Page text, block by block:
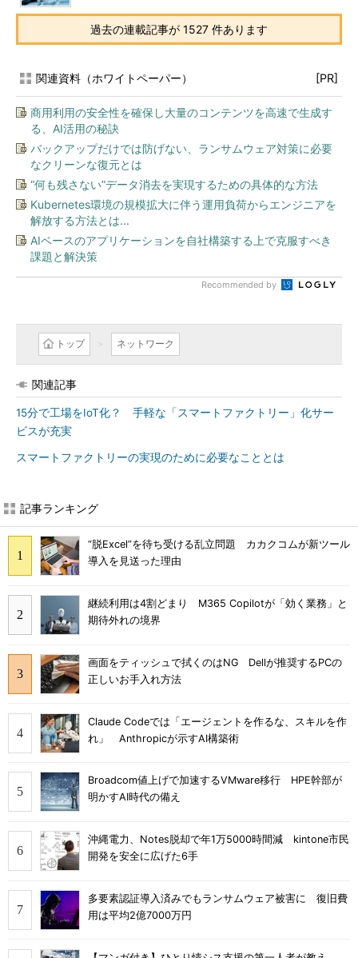
過去の連載記事が 1527 件あります
関連資料（ホワイトペーパー） [PR]
商用利用の安全性を確保し大量のコンテンツを高速で生成す
る、AI活用の秘訣
バックアップだけでは防げない、ランサムウェア対策に必要
なクリーンな復元とは
“何も残さない”データ消去を実現するための具体的な方法
Kubernetes環境の規模拡大に伴う運用負荷からエンジニアを
解放する方法とは...
AIベースのアプリケーションを自社構築する上で克服すべき
課題と解決策
Recommended by
トップ ネットワーク
関連記事
15分で工場をIoT化？ 手軽な「スマートファクトリー」化サー
ビスが充実
スマートファクトリーの実現のために必要なこととは
記事ランキング
“脱Excel”を待ち受ける乱立問題 カカクコムが新ツール
導入を見送った理由
継続利用は4割どまり M365 Copilotが「効く業務」と
期待外れの境界
画面をティッシュで拭くのはNG Dellが推奨するPCの
正しいお手入れ方法
Claude Codeでは「エージェントを作るな、スキルを作
れ」 Anthropicが示すAI構築術
Broadcom値上げで加速するVMware移行 HPE幹部が
明かすAI時代の備え
沖縄電力、Notes脱却で年1万5000時間減 kintone市民
開発を安全に広げた6手
多要素認証導入済みでもランサムウェア被害に 復旧費
用は平均2億7000万円